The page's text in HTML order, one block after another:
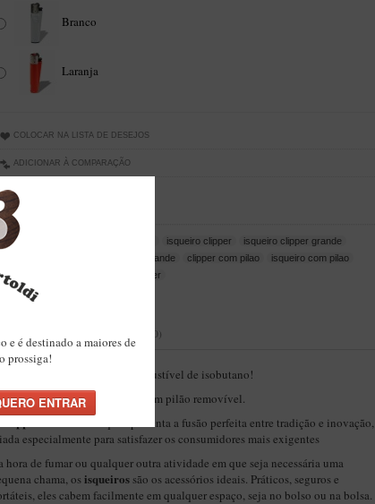
Branco
Laranja
COLOCAR NA LISTA DE DESEJOS
ADICIONAR À COMPARAÇÃO
FAZER UM COMENTÁRIO
Tags: isqueiro clipper
isqueiro clipper grande
clipper grande clipper com pilao
isqueiro com pilao
isqueiro grande com pilao
clipper
AVALIAÇÕES (0)
- combustível de isobutano!
clipper recarregável
com pilão removível.
é uma marca que apresenta a fusão perfeita entre tradição e inovação,
especialmente para satisfazer os consumidores mais exigentes
hora de fumar ou qualquer outra atividade em que seja necessária uma
chama, osisqueiros são os acessórios ideais. Práticos, seguros e
eles cabem facilmente em qualquer espaço, seja no bolso ou na bolsa.
e é destinado a maiores de
prossiga!